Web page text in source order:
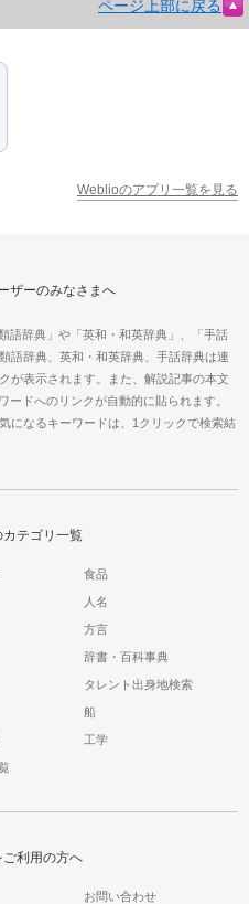
ページ上部に戻る
Weblioのアプリ一覧を見る
ザーのみなさまへ
語辞典」や「英和・和英辞典」、「手話
語辞典、英和・和英辞典、手話辞典は連
が表示されます。また、解説記事の本文
ードへのリンクが自動的に貼られます。
になるキーワードは、1クリックで検索結
テゴリ一覧
食品
人名
方言
辞書・百科事典
タレント出身地検索
船
工学
利用の方へ
お問い合わせ